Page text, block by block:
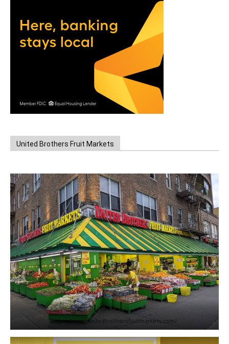
United Brothers Fruit Markets
https://www.unitedbrothersfruitmarkets.com/